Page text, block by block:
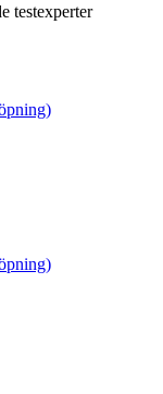
testexperter